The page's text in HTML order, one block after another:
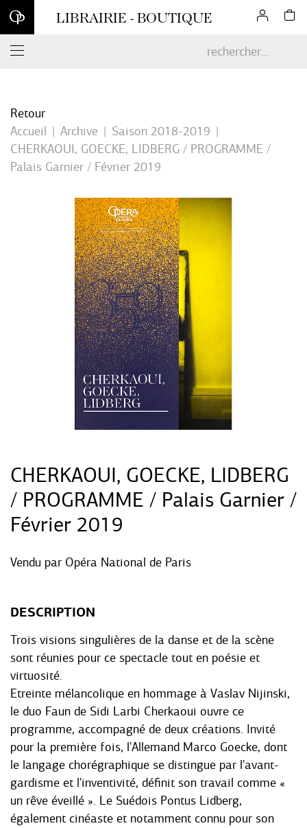
Inscrivez-vous à notre newsletter et profitez d'une remise de 10
% sur votre première commande en ligne*
LIBRAIRIE - BOUTIQUE
Retour
Accueil
Archive
Saison 2018-2019
CHERKAOUI, GOECKE, LIDBERG / PROGRAMME /
Palais Garnier / Février 2019
CHERKAOUI, GOECKE, LIDBERG
/ PROGRAMME / Palais Garnier /
Février 2019
Vendu par Opéra National de Paris
DESCRIPTION
Trois visions singulières de la danse et de la scène
sont réunies pour ce spectacle tout en poésie et
virtuosité.
Etreinte mélancolique en hommage à Vaslav Nijinski,
le duo Faun de Sidi Larbi Cherkaoui ouvre ce
programme, accompagné de deux créations. Invité
pour la première fois, l'Allemand Marco Goecke, dont
le langage chorégraphique se distingue par l'avant-
gardisme et l'inventivité, définit son travail comme «
un rêve éveillé ». Le Suédois Pontus Lidberg,
également cinéaste et notamment connu pour son